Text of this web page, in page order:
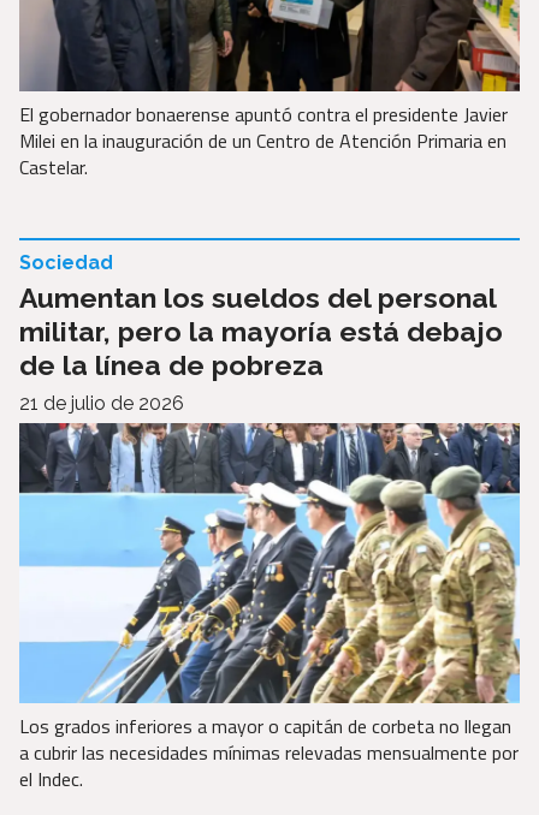
El gobernador bonaerense apuntó contra el presidente Javier
Milei en la inauguración de un Centro de Atención Primaria en
Castelar.
Aumentan los sueldos del personal
militar, pero la mayoría está debajo
de la línea de pobreza
Sociedad
21 de julio de 2026
Los grados inferiores a mayor o capitán de corbeta no llegan
a cubrir las necesidades mínimas relevadas mensualmente por
el Indec.